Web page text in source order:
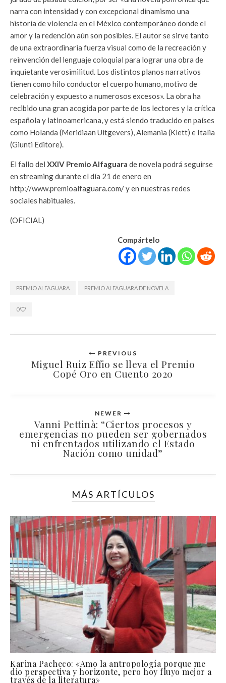
narra con intensidad y con excepcional dinamismo una
historia de violencia en el México contemporáneo donde el
amor y la redención aún son posibles. El autor se sirve tanto
de una extraordinaria fuerza visual como de la recreación y
reinvención del lenguaje coloquial para lograr una obra de
inquietante verosimilitud. Los distintos planos narrativos
tienen como hilo conductor el cuerpo humano, motivo de
celebración y expuesto a numerosos excesos». La obra ha
recibido una gran acogida por parte de los lectores y la crítica
española y latinoamericana, y está siendo traducido en países
como Holanda (Meridiaan Uitgevers), Alema­nia (Klett) e Italia
(Giunti Editore).
El fallo del XXIV Premio Alfaguara de novela podrá seguirse
en streaming durante el día 21 de enero en
http://www.premioalfaguara.com/ y en nuestras redes
sociales habituales.
(OFICIAL)
Compártelo
PREMIO ALFAGUARA PREMIO ALFAGUARA DE NOVELA
0
PREVIOUS
Miguel Ruiz Effio se lleva el Premio
Copé Oro en Cuento 2020
NEWER
Vanni Pettinà: “Ciertos procesos y
emergencias no pueden ser gobernados
ni enfrentados utilizando el Estado
Nación como unidad”
MÁS ARTÍCULOS
Karina Pacheco: «Amo la antropología porque me
dio perspectiva y horizonte, pero hoy fluyo mejor a
través de la literatura»